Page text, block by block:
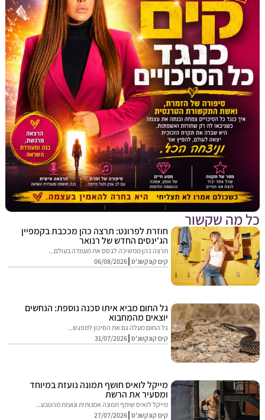
שקשור
חוזרת לפרונט: תרצה כהן מככבת בקמפיין
הג'ינסים החדש של רנואר
תרצה כהן ממשיכה לבסס את מעמדה בעולם...
קים קונקשנ'ס 06/08/2026
גל החום מביא איתו סכנה נוספת: הנחשים
יוצאים מהמחבוא
גל החום מעלה גם את הסיכון למפגש...
קים קונקשנ'ס 31/07/2026
מייקל לואיס חושף תמונה נועזת במיוחד
ומסעיר את הרשת
מייקל לואיס שיתף תמונה אמנותית ונועזת מהטבע...
קים קונקשנ'ס 27/07/2026